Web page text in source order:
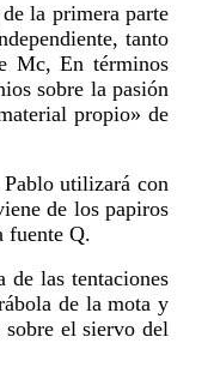
la primera parte
tanto
Mc, En términos
sobre la pasión
propio» de
utilizará con
de los papiros
fuente Q.
las tentaciones
de la mota y
el siervo del